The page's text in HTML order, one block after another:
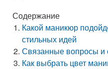
Содержание
Какой маникюр
стильных идей
Связанные вопросы и
Как выбрать цвет